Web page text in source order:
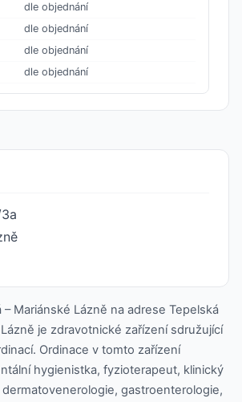
dle objednání
dle objednání
dle objednání
dle objednání
– Mariánské Lázně na adrese Tepelská
je zdravotnické zařízení sdružující
Ordinace v tomto zařízení
hygienistka, fyzioterapeut, klinický
gastroenterologie,